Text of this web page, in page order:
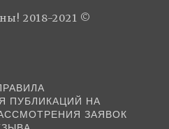
2018-2021 ©
ПУБЛИКАЦИЙ НА
ЗАЯВОК